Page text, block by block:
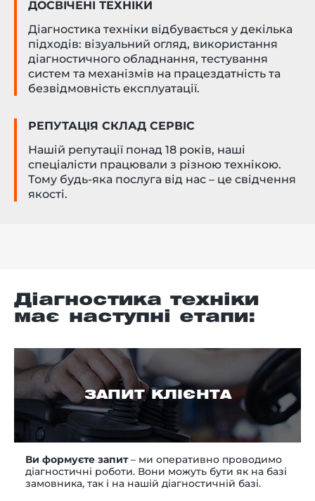
ДОСВІЧЕНІ ТЕХНІКИ
Діагностика техніки відбувається у декілька
підходів: візуальний огляд, використання
діагностичного обладнання, тестування
систем та механізмів на працездатність та
безвідмовність експлуатації.
РЕПУТАЦІЯ СКЛАД СЕРВІС
Нашій репутації понад 18 років, наші
спеціалісти працювали з різною технікою.
Тому будь-яка послуга від нас – це свідчення
якості.
Діагностика техніки
має наступні етапи:
ЗАПИТ КЛІЄНТА
Ви формуєте запит– ми оперативно проводимо
діагностичні роботи. Вони можуть бути як на базі
замовника, так і на нашій діагностичній базі.